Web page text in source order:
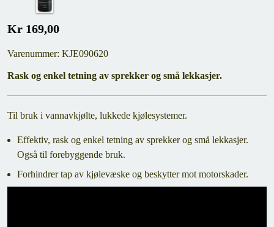
Kr 169,00
Varenummer: KJE090620
Rask og enkel tetning av sprekker og små lekkasjer.
Til bruk i vannavkjølte, lukkede kjølesystemer.
Effektiv, rask og enkel tetning av sprekker og små lekkasjer.
Også til forebyggende bruk.
Forhindrer tap av kjølevæske og beskytter mot motorskader.